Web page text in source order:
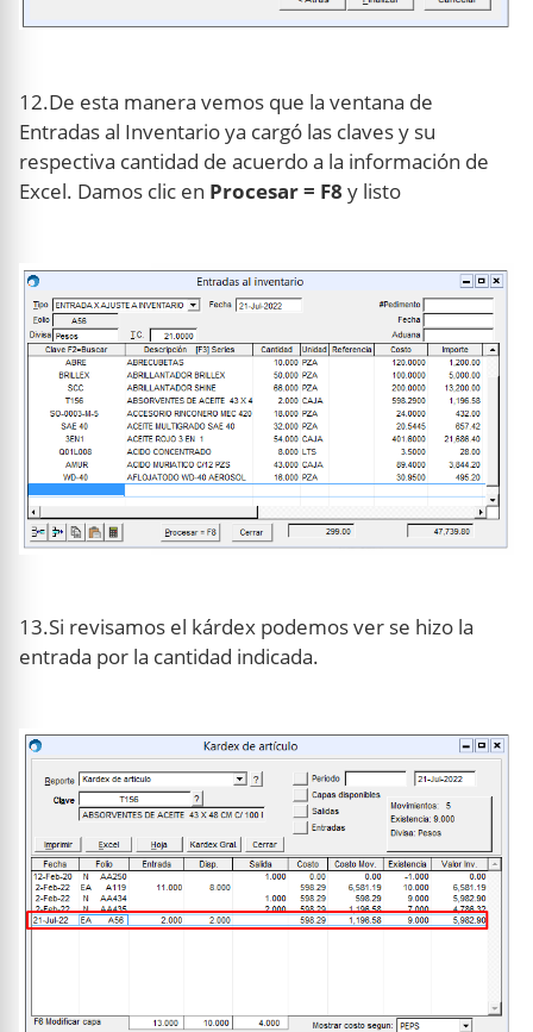
12.De esta manera vemos que la ventana de
Entradas al Inventario ya cargó las claves y su
respectiva cantidad de acuerdo a la información de
Excel. Damos clic en Procesar = F8 y listo
13.Si revisamos el kárdex podemos ver se hizo la
entrada por la cantidad indicada.